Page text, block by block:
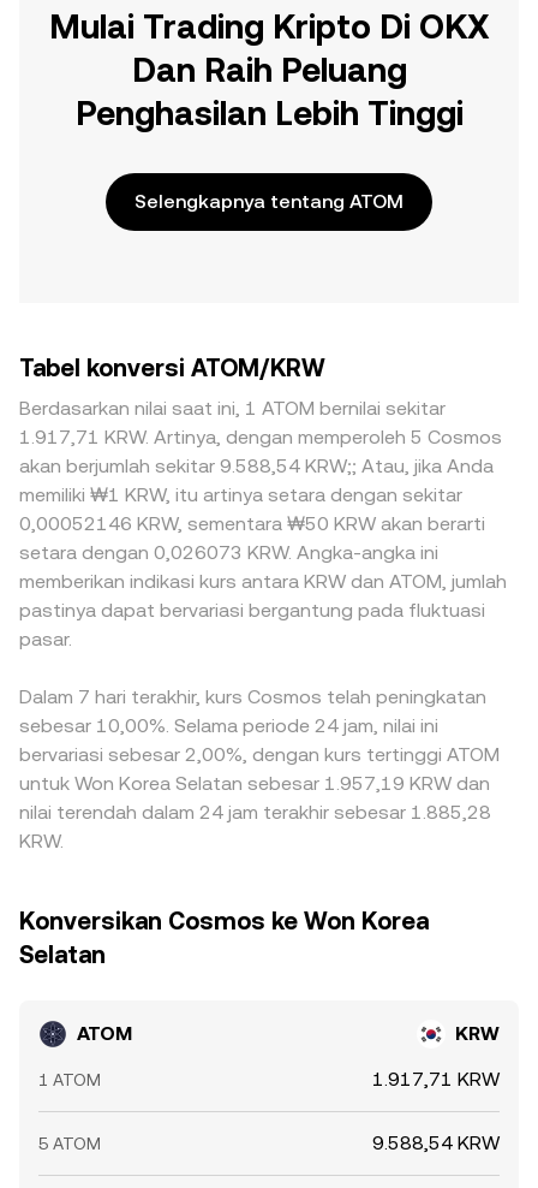
Mulai Trading Kripto Di OKX
Dan Raih Peluang
Penghasilan Lebih Tinggi
Selengkapnya tentang ATOM
Tabel konversi ATOM/KRW
Berdasarkan nilai saat ini, 1 ATOM bernilai sekitar
1.917,71 KRW. Artinya, dengan memperoleh 5 Cosmos
akan berjumlah sekitar 9.588,54 KRW;; Atau, jika Anda
memiliki ₩1 KRW, itu artinya setara dengan sekitar
0,00052146 KRW, sementara ₩50 KRW akan berarti
setara dengan 0,026073 KRW. Angka-angka ini
memberikan indikasi kurs antara KRW dan ATOM, jumlah
pastinya dapat bervariasi bergantung pada fluktuasi
pasar.
Dalam 7 hari terakhir, kurs Cosmos telah peningkatan
sebesar 10,00%. Selama periode 24 jam, nilai ini
bervariasi sebesar 2,00%, dengan kurs tertinggi ATOM
untuk Won Korea Selatan sebesar 1.957,19 KRW dan
nilai terendah dalam 24 jam terakhir sebesar 1.885,28
KRW.
Konversikan Cosmos ke Won Korea
Selatan
ATOM KRW
1 ATOM 1.917,71 KRW
5 ATOM 9.588,54 KRW